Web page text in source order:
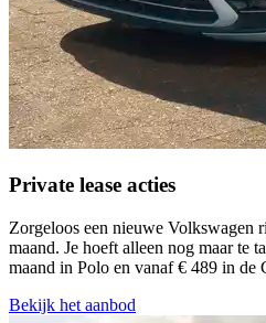
Private lease acties
Zorgeloos een nieuwe Volkswagen
maand. Je hoeft alleen nog maar te
maand in Polo en vanaf € 489 in de
Bekijk het aanbod